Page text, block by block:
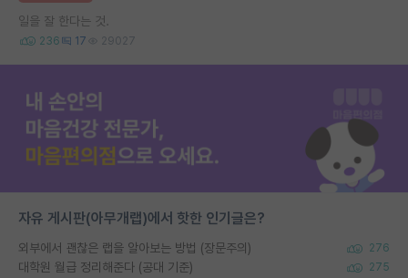
일을 잘 한다는 것.
236 17 29027
자유 게시판(아무개랩)에서 핫한 인기글은?
외부에서 괜찮은 랩을 알아보는 방법 (장문주의) 276
대학원 월급 정리해준다 (공대 기준) 275